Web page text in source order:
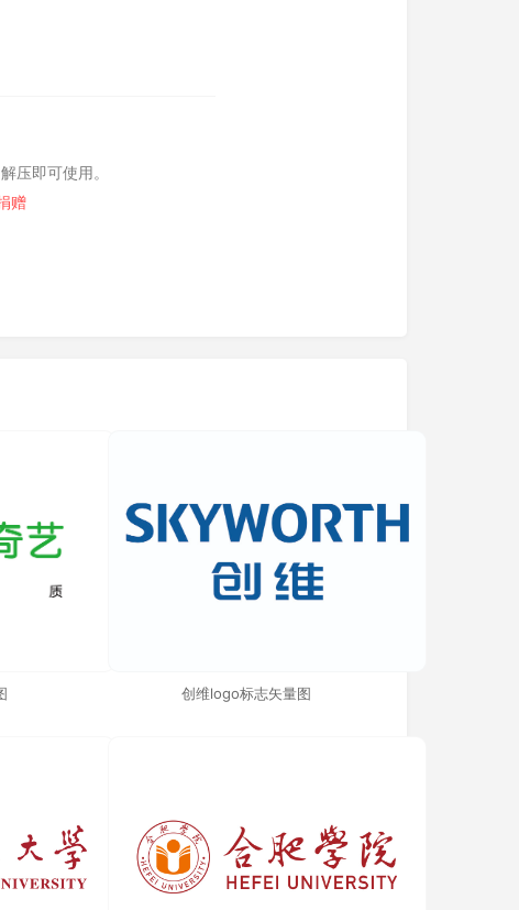
压即可使用。
赠
创维logo标志矢量图